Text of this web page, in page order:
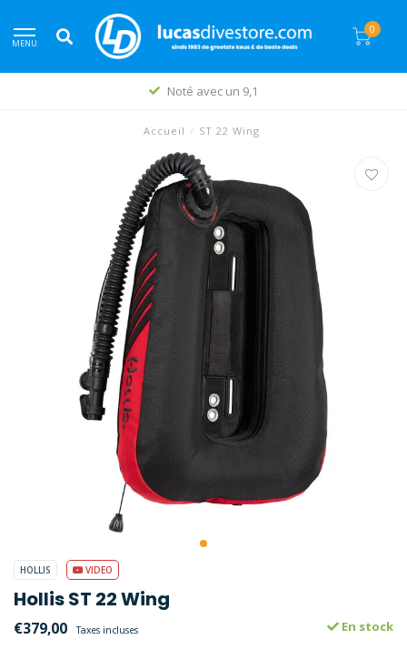
MENU
0
Noté avec un 9,1
Accueil / ST 22 Wing
HOLLIS VIDEO
Hollis ST 22 Wing
€379,00 Taxes incluses En stock